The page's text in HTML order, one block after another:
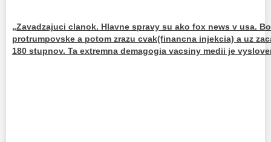
„Zavadzajuci clanok. Hlavne spravy su ako fox news v usa.
protrumpovske a potom zrazu cvak(financna injekcia) a uz
180 stupnov. Ta extremna demagogia vacsiny medii je